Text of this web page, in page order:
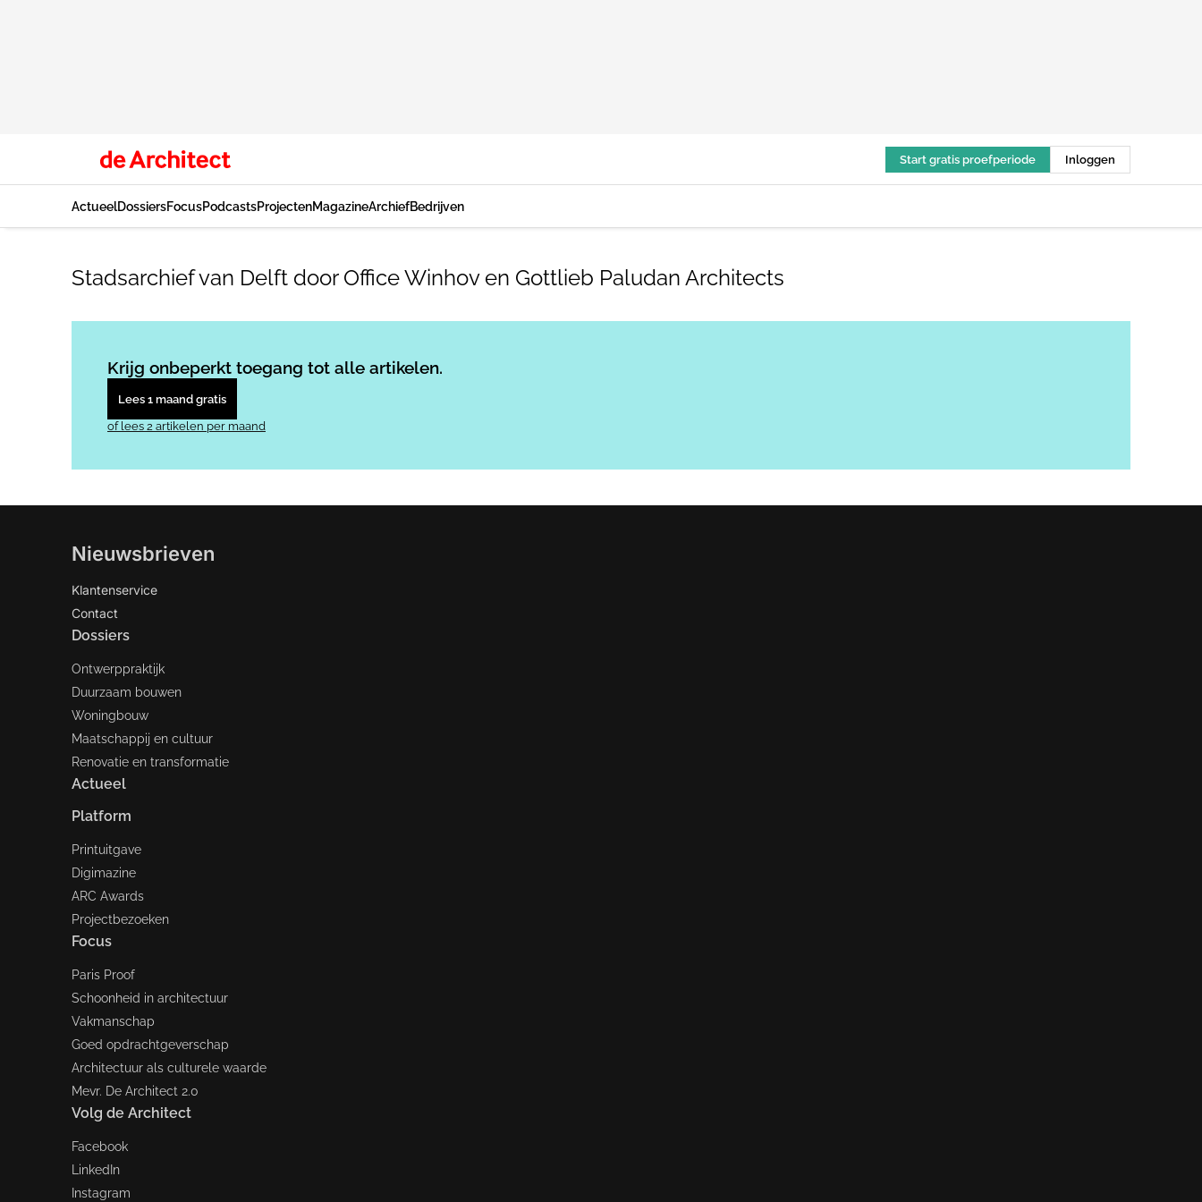
Start gratis proefperiode Inloggen
ActueelDossiersFocusPodcastsProjectenMagazineArchiefBedrijven
Stadsarchief van Delft door Office Winhov en Gottlieb Paludan Architects
Krijg onbeperkt toegang tot alle artikelen.
Lees 1 maand gratis
of lees 2 artikelen per maand
Nieuwsbrieven
Klantenservice
Contact
Dossiers
Ontwerppraktijk
Duurzaam bouwen
Woningbouw
Maatschappij en cultuur
Renovatie en transformatie
Actueel
Platform
Printuitgave
Digimazine
ARC Awards
Projectbezoeken
Focus
Paris Proof
Schoonheid in architectuur
Vakmanschap
Goed opdrachtgeverschap
Architectuur als culturele waarde
Mevr. De Architect 2.0
Volg de Architect
Facebook
LinkedIn
Instagram